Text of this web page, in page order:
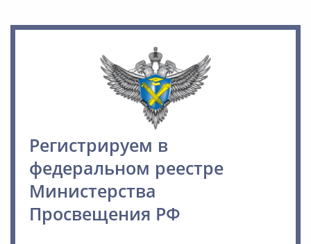
Регистрируем в
федеральном реестре
Министерства
Просвещения РФ